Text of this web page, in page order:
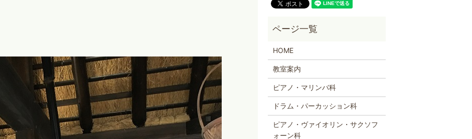
HOME
教室案内
ピアノ・マリンバ科
ドラム・パーカッション科
ピアノ・ヴァイオリン・サクソフ
ォーン科